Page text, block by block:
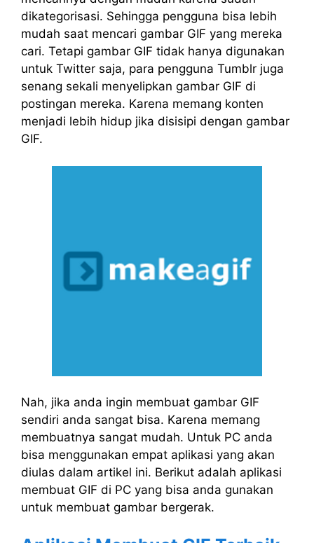
dikategorisasi. Sehingga pengguna bisa lebih
mudah saat mencari gambar GIF yang mereka
cari. Tetapi gambar GIF tidak hanya digunakan
untuk Twitter saja, para pengguna Tumblr juga
senang sekali menyelipkan gambar GIF di
postingan mereka. Karena memang konten
menjadi lebih hidup jika disisipi dengan gambar
GIF.
Nah, jika anda ingin membuat gambar GIF
sendiri anda sangat bisa. Karena memang
membuatnya sangat mudah. Untuk PC anda
bisa menggunakan empat aplikasi yang akan
diulas dalam artikel ini. Berikut adalah aplikasi
membuat GIF di PC yang bisa anda gunakan
untuk membuat gambar bergerak.